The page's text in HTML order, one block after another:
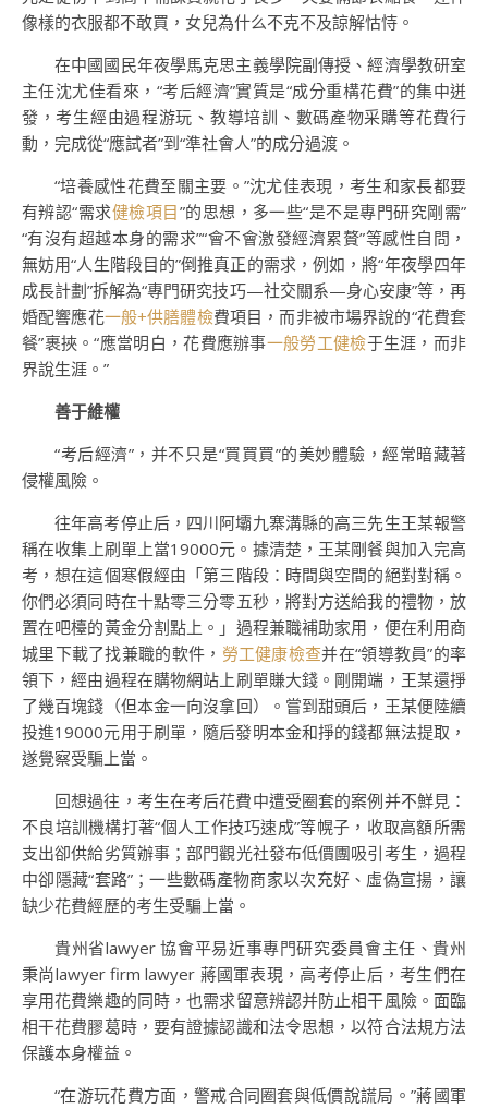
像樣的衣服都不敢買，女兒為什么不克不及諒解怙恃。
在中國國民年夜學馬克思主義學院副傳授、經濟學教研室
主任沈尤佳看來，“考后經濟”實質是“成分重構花費”的集中迸
發，考生經由過程游玩、教導培訓、數碼產物采購等花費行
動，完成從“應試者”到“準社會人”的成分過渡。
“培養感性花費至關主要。”沈尤佳表現，考生和家長都要
有辨認“需求健檢項目”的思想，多一些“是不是專門研究剛需”
“有沒有超越本身的需求”“會不會激發經濟累贅”等感性自問，
無妨用“人生階段目的”倒推真正的需求，例如，將“年夜學四年
成長計劃”拆解為“專門研究技巧—社交關系—身心安康”等，再
婚配響應花一般+供膳體檢費項目，而非被市場界說的“花費套
餐”裹挾。“應當明白，花費應辦事一般勞工健檢于生涯，而非
界說生涯。”
善于維權
“考后經濟”，并不只是“買買買”的美妙體驗，經常暗藏著
侵權風險。
往年高考停止后，四川阿壩九寨溝縣的高三先生王某報警
稱在收集上刷單上當19000元。據清楚，王某剛餐與加入完高
考，想在這個寒假經由「第三階段：時間與空間的絕對對稱。
你們必須同時在十點零三分零五秒，將對方送給我的禮物，放
置在吧檯的黃金分割點上。」過程兼職補助家用，便在利用商
城里下載了找兼職的軟件， 勞工健康檢查并在“領導教員”的率
領下，經由過程在購物網站上刷單賺大錢。剛開端，王某還掙
了幾百塊錢（但本金一向沒拿回）。嘗到甜頭后，王某便陸續
投進19000元用于刷單，隨后發明本金和掙的錢都無法提取，
遂覺察受騙上當。
回想過往，考生在考后花費中遭受圈套的案例并不鮮見：
不良培訓機構打著“個人工作技巧速成”等幌子，收取高額所需
支出卻供給劣質辦事；部門觀光社發布低價團吸引考生，過程
中卻隱藏“套路”；一些數碼產物商家以次充好、虛偽宣揚，讓
缺少花費經歷的考生受騙上當。
貴州省lawyer 協會平易近事專門研究委員會主任、貴州
秉尚lawyer firm lawyer 蔣國軍表現，高考停止后，考生們在
享用花費樂趣的同時，也需求留意辨認并防止相干風險。面臨
相干花費膠葛時，要有證據認識和法令思想，以符合法規方法
保護本身權益。
“在游玩花費方面，警戒合同圈套與低價說謊局。”蔣國軍